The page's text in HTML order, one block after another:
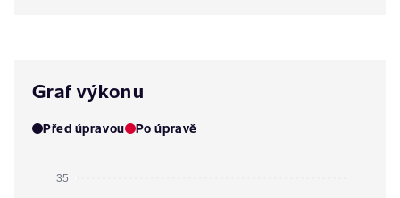
Graf výkonu
Před úpravou Po úpravě
35